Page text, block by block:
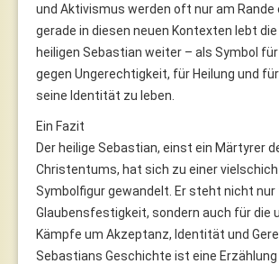
und Aktivismus werden oft nur am Rande
gerade in diesen neuen Kontexten lebt die
heiligen Sebastian weiter – als Symbol
gegen Ungerechtigkeit, für Heilung und
seine Identität zu leben.
Ein Fazit
Der heilige Sebastian, einst ein Märtyrer
Christentums, hat sich zu einer
Symbolfigur gewandelt. Er steht nicht nur
Glaubensfestigkeit, sondern auch für die
Kämpfe um Akzeptanz, Identität und
Sebastians Geschichte ist eine Erzählung